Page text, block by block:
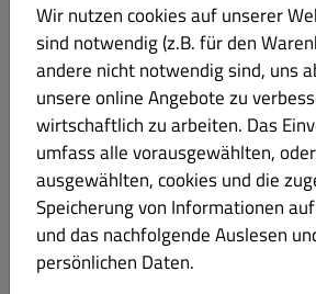
Produktinformation
66b. Hawaii Schnitzel
Gluten Laktose Eier
mit Schinken, Ananas Käse überbacken
Produktinformation
66c. Brokkoli Schnizzel
Gluten Laktose Eier
Wir nutzen cookies auf unserer
sind notwendig (z.B. für den
andere nicht notwendig sind, uns
unsere online Angebote zu
wirtschaftlich zu arbeiten. Das
umfass alle vorausgewählten,
ausgewählten, cookies und die
Speicherung von Informationen
und das nachfolgende Auslesen
persönlichen Daten.